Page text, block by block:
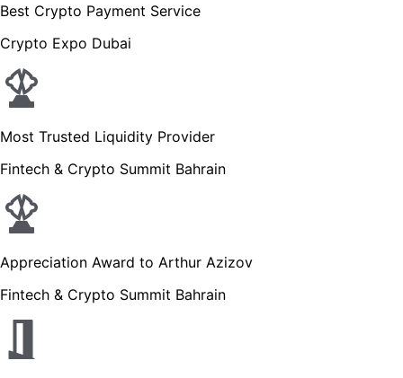
Best Crypto Payment Service
Crypto Expo Dubai
Most Trusted Liquidity Provider
Fintech & Crypto Summit Bahrain
Appreciation Award to Arthur Azizov
Fintech & Crypto Summit Bahrain